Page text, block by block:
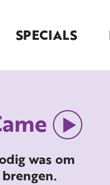
SPECIALS
was om